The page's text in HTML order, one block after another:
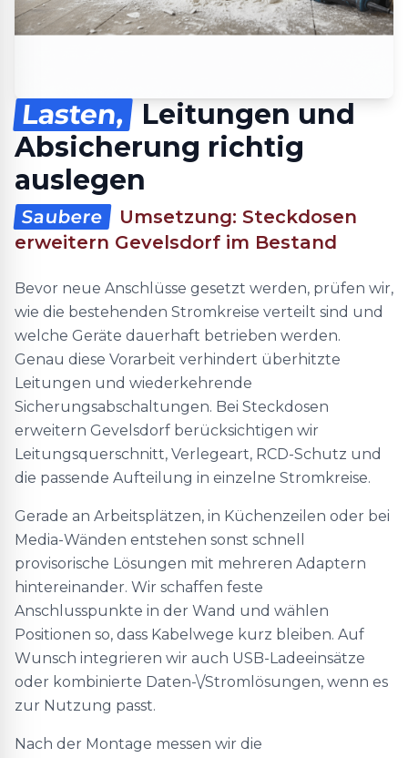
Lasten,
Leitungen und
Absicherung richtig
auslegen
Saubere
Umsetzung: Steckdosen
erweitern Gevelsdorf im Bestand
Bevor neue Anschlüsse gesetzt werden, prüfen wir,
wie die bestehenden Stromkreise verteilt sind und
welche Geräte dauerhaft betrieben werden.
Genau diese Vorarbeit verhindert überhitzte
Leitungen und wiederkehrende
Sicherungsabschaltungen. Bei Steckdosen
erweitern Gevelsdorf berücksichtigen wir
Leitungsquerschnitt, Verlegeart, RCD-Schutz und
die passende Aufteilung in einzelne Stromkreise.
Gerade an Arbeitsplätzen, in Küchenzeilen oder bei
Media-Wänden entstehen sonst schnell
provisorische Lösungen mit mehreren Adaptern
hintereinander. Wir schaffen feste
Anschlusspunkte in der Wand und wählen
Positionen so, dass Kabelwege kurz bleiben. Auf
Wunsch integrieren wir auch USB-Ladeeinsätze
oder kombinierte Daten-\/Stromlösungen, wenn es
zur Nutzung passt.
Nach der Montage messen wir die